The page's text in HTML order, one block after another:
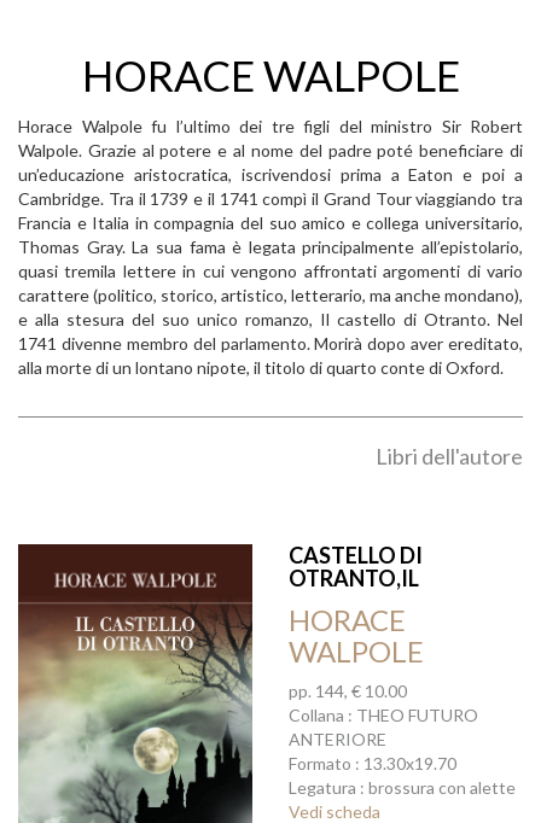
HORACE WALPOLE
Horace Walpole fu l’ultimo dei tre figli del ministro Sir Robert
Walpole. Grazie al potere e al nome del padre poté beneficiare di
un’educazione aristocratica, iscrivendosi prima a Eaton e poi a
Cambridge. Tra il 1739 e il 1741 compì il Grand Tour viaggiando tra
Francia e Italia in compagnia del suo amico e collega universitario,
Thomas Gray. La sua fama è legata principalmente all’epistolario,
quasi tremila lettere in cui vengono affrontati argomenti di vario
carattere (politico, storico, artistico, letterario, ma anche mondano),
e alla stesura del suo unico romanzo, Il castello di Otranto. Nel
1741 divenne membro del parlamento. Morirà dopo aver ereditato,
alla morte di un lontano nipote, il titolo di quarto conte di Oxford.
Libri dell'autore
CASTELLO DI
OTRANTO,IL
HORACE
WALPOLE
pp. 144, € 10.00
Collana : THEO FUTURO
ANTERIORE
Formato : 13.30x19.70
Legatura : brossura con alette
Vedi scheda